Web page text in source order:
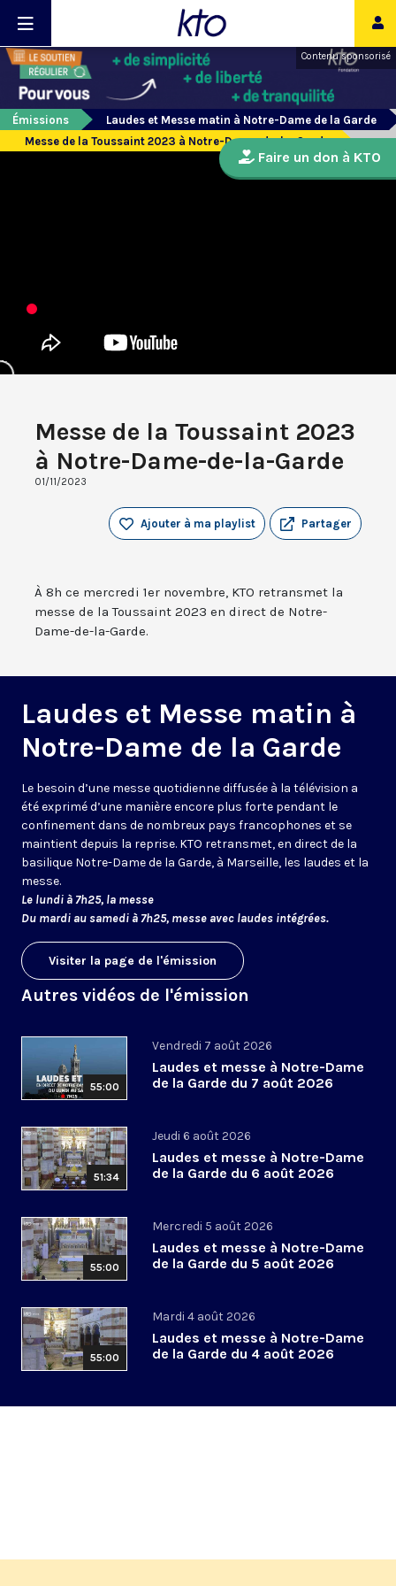
Contenu sponsorisé
Émissions
Laudes et Messe matin à Notre-Dame de la Garde
Messe de la Toussaint 2023 à Notre-Dame-de-la-Garde
Messe de la Toussaint 2023
à Notre-Dame-de-la-Garde
01/11/2023
Partager
Ajouter à ma playlist
À 8h ce mercredi 1er novembre, KTO retransmet la
messe de la Toussaint 2023 en direct de Notre-
Dame-de-la-Garde.
Laudes et Messe matin à
Notre-Dame de la Garde
Le besoin d’une messe quotidienne diffusée à la télévision a
été exprimé d’une manière encore plus forte pendant le
confinement dans de nombreux pays francophones et se
maintient depuis la reprise. KTO retransmet, en direct de la
basilique Notre-Dame de la Garde, à Marseille, les laudes et la
messe.
Le lundi à 7h25, la messe
Du mardi au samedi à 7h25, messe avec laudes intégrées.
Visiter la page de l'émission
Autres vidéos de l'émission
55:00
Vendredi 7 août 2026
Laudes et messe à Notre-Dame
de la Garde du 7 août 2026
51:34
Jeudi 6 août 2026
Laudes et messe à Notre-Dame
de la Garde du 6 août 2026
55:00
Mercredi 5 août 2026
Laudes et messe à Notre-Dame
de la Garde du 5 août 2026
55:00
Mardi 4 août 2026
Laudes et messe à Notre-Dame
de la Garde du 4 août 2026
Faire un don à KTO